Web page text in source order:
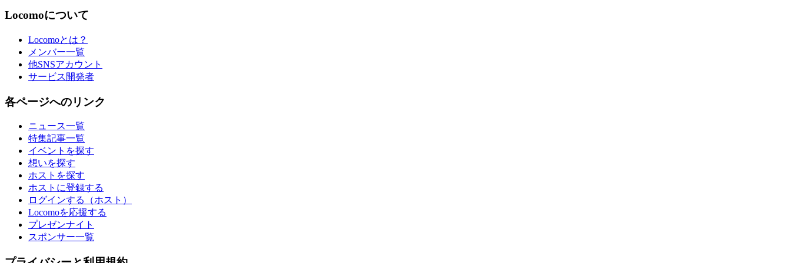
Locomoについて
Locomoとは？
メンバー一覧
他SNSアカウント
サービス開発者
各ページへのリンク
ニュース一覧
特集記事一覧
イベントを探す
想いを探す
ホストを探す
ホストに登録する
ログインする（ホスト）
Locomoを応援する
プレゼンナイト
スポンサー一覧